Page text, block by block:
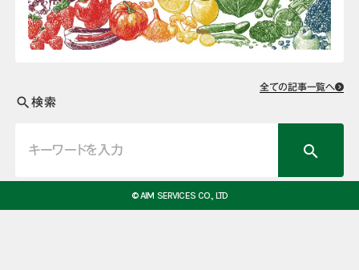
全ての記事一覧へ
search検索
search
© AIM SERVICES CO., LTD